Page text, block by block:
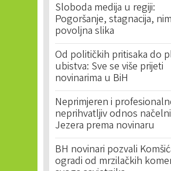
Sloboda medija u regiji:
Pogoršanje, stagnacija,
povoljna slika
Od političkih pritisaka do
ubistva: Sve se više prijeti
novinarima u BiH
Neprimjeren i
neprihvatljiv odnos
Jezera prema novinaru
BH novinari pozvali
ogradi od mrzilačkih